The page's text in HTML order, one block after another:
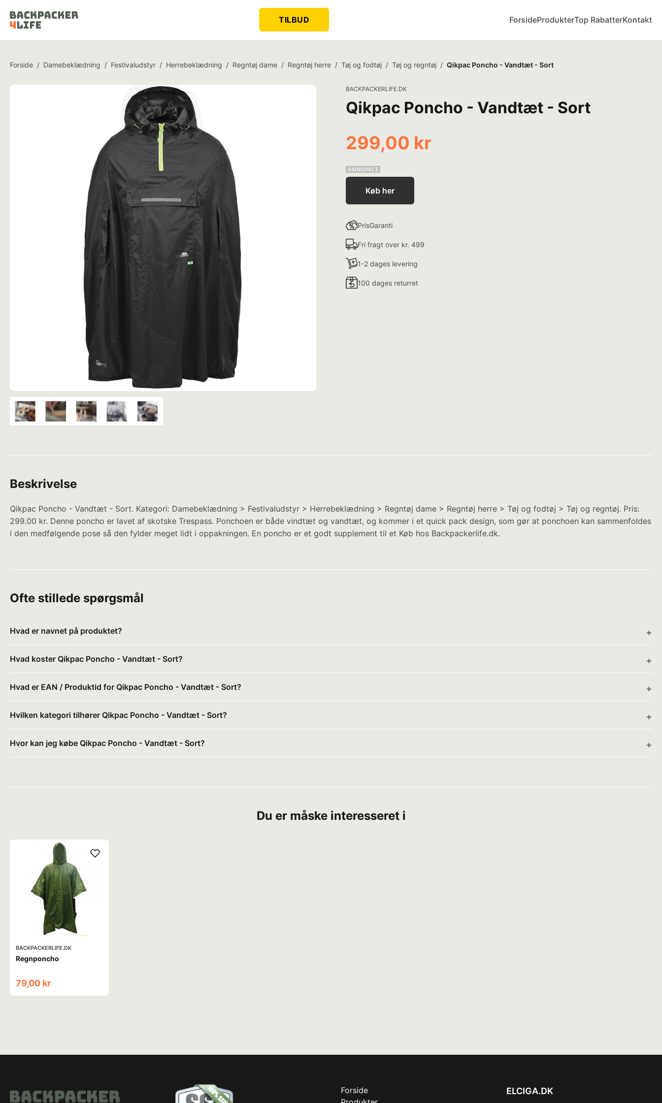
TILBUD ForsideProdukterTop RabatterKontakt
Forside / Damebeklædning / Festivaludstyr / Herrebeklædning / Regntøj dame / Regntøj herre / Tøj og fodtøj / Tøj og regntøj / Qikpac Poncho - Vandtæt - Sort
BACKPACKERLIFE.DK
Qikpac Poncho - Vandtæt - Sort
299,00 kr
Køb her
PrisGaranti
Fri fragt over kr. 499
1-2 dages levering
100 dages returret
Beskrivelse
Qikpac Poncho - Vandtæt - Sort. Kategori: Damebeklædning > Festivaludstyr > Herrebeklædning > Regntøj dame > Regntøj herre > Tøj og fodtøj > Tøj og regntøj. Pris:
299.00 kr. Denne poncho er lavet af skotske Trespass. Ponchoen er både vindtæt og vandtæt, og kommer i et quick pack design, som gør at ponchoen kan sammenfoldes
i den medfølgende pose så den fylder meget lidt i oppakningen. En poncho er et godt supplement til et Køb hos Backpackerlife.dk.
Ofte stillede spørgsmål
Hvad er navnet på produktet?
Hvad koster Qikpac Poncho - Vandtæt - Sort?
Hvad er EAN / Produktid for Qikpac Poncho - Vandtæt - Sort?
Hvilken kategori tilhører Qikpac Poncho - Vandtæt - Sort?
Hvor kan jeg købe Qikpac Poncho - Vandtæt - Sort?
Du er måske interesseret i
BACKPACKERLIFE.DK
Regnponcho
79,00 kr
Forside
ELCIGA.DK